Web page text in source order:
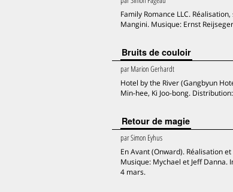
Family Romance LLC.
Mangini. Musique: Ernst
Bruits de couloir
parMarion Gerhardt
Hotel by the River (Gangbyun
Min-hee, Ki Joo-bong.
Retour de magie
parSimon Eyhus
En Avant (Onward). Réalisation
Musique: Mychael et Jeff
4 mars.